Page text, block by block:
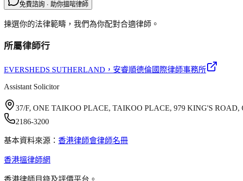
免費諮詢 · 助你搵啱律師
揀選你的法律範疇，我們為你配對合適律師。
所屬律師行
EVERSHEDS SUTHERLAND ，安睿順德倫國際律師事務所
Assistant Solicitor
37/F, ONE TAIKOO PLACE, TAIKOO PLACE, 979 KING'S
2186-3200
基本資料來源： 香港律師會律師名冊
香港搵律師網
香港律師目錄及評價平台。